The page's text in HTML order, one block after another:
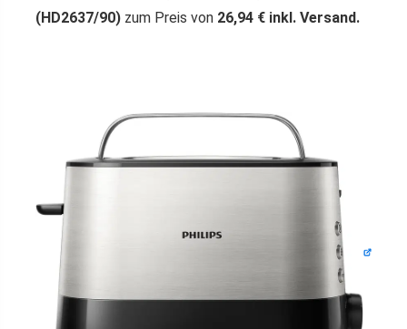
(HD2637/90) zum Preis von 26,94 € inkl. Versand.